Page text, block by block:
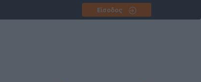
Είσοδος